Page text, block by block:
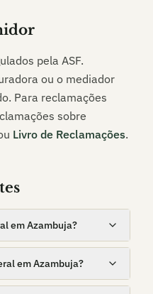
pela ASF.
ou o mediador
Para reclamações
sobre
Livro de Reclamações.
em Azambuja?
em Azambuja?